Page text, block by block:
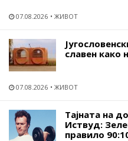
07.08.2026 ЖИВОТ
славен како
07.08.2026 ЖИВОТ
Тајната на
Иствуд:
правило